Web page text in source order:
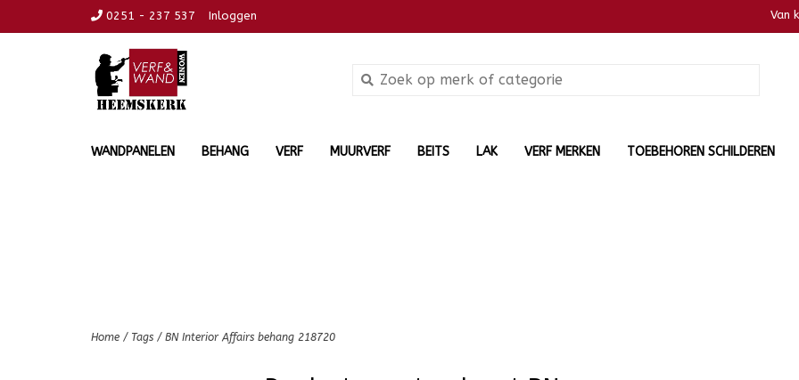
0251 - 237 537 Inloggen Van
WANDPANELEN BEHANG VERF MUURVERF BEITS LAK VERF MERKEN TOEBEHOREN SCHILDEREN
Home / Tags / BN Interior Affairs behang 218720